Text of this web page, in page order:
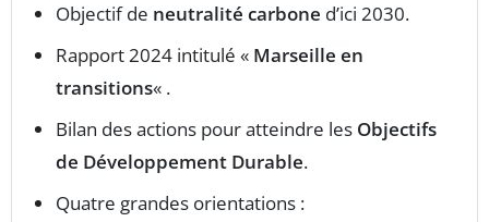
Objectif de neutralité carbone d’ici 2030.
Rapport 2024 intitulé « Marseille en
transitions« .
Bilan des actions pour atteindre les Objectifs
de Développement Durable.
Quatre grandes orientations :